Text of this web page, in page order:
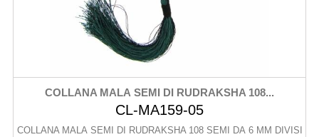
COLLANA MALA SEMI DI RUDRAKSHA 108...
CL-MA159-05
COLLANA MALA SEMI DI RUDRAKSHA 108 SEMI DA 6 MM DIVISI